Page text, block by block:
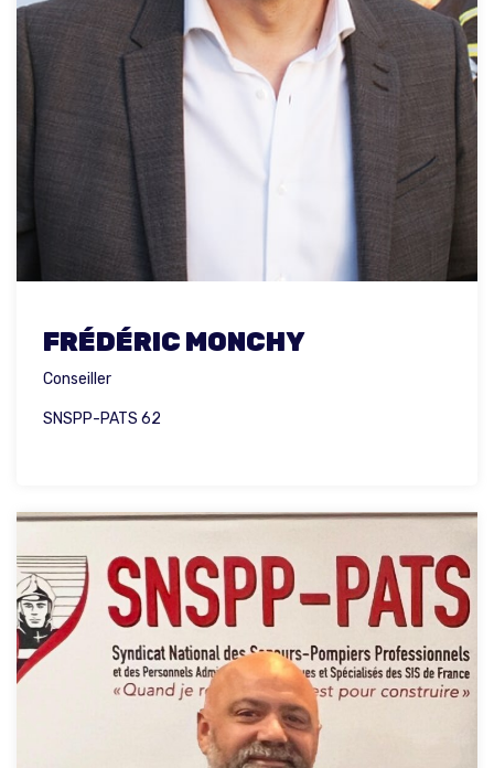
FRÉDÉRIC MONCHY
Conseiller
SNSPP-PATS 62